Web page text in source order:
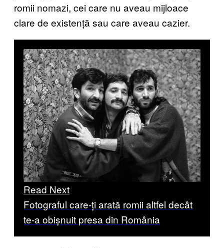
romii nomazi, cei care nu aveau mijloace
clare de existență sau care aveau cazier.
Read Next
Fotograful care-ți arată romii altfel decât
te-a obișnuit presa din România